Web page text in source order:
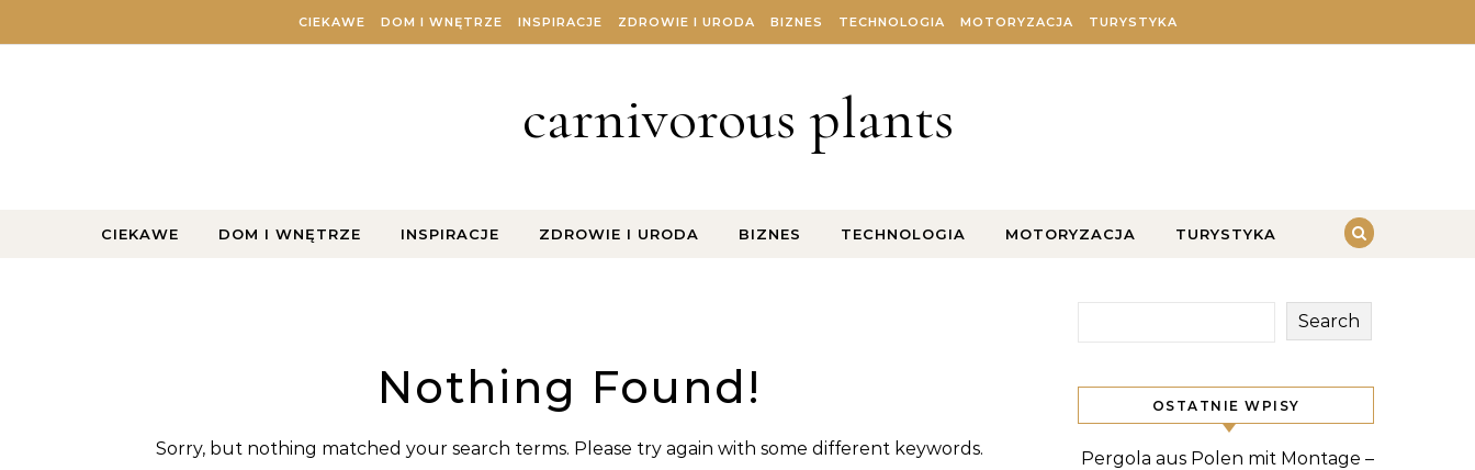
CIEKAWE DOM I WNĘTRZE INSPIRACJE ZDROWIE I URODA BIZNES TECHNOLOGIA MOTORYZACJA TURYSTYKA
carnivorous plants
CIEKAWE DOM I WNĘTRZE INSPIRACJE ZDROWIE I URODA BIZNES TECHNOLOGIA MOTORYZACJA TURYSTYKA
Nothing Found!
Sorry, but nothing matched your search terms. Please try again with some different keywords.
Search
OSTATNIE WPISY
Pergola aus Polen mit Montage –